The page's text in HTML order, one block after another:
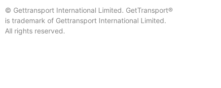
© Gettransport International Limited. GetTransport®
is trademark of Gettransport International Limited.
All rights reserved.